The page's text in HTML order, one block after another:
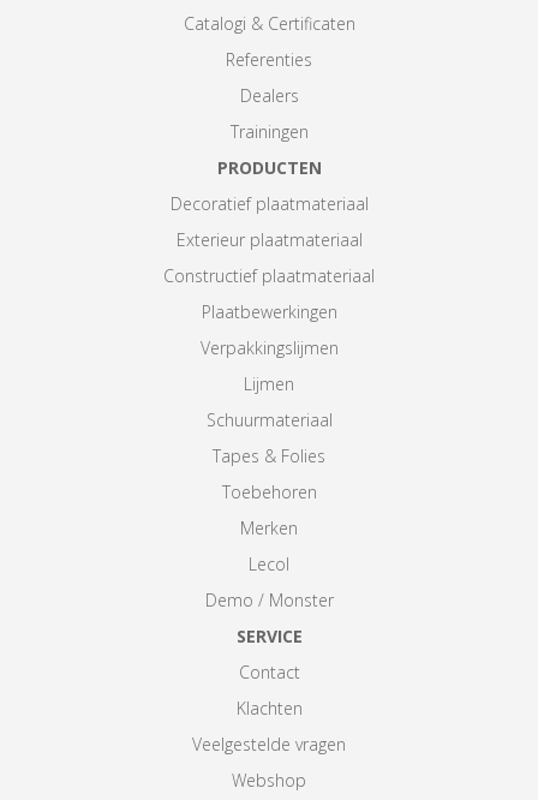
Catalogi & Certificaten
Referenties
Dealers
Trainingen
PRODUCTEN
Decoratief plaatmateriaal
Exterieur plaatmateriaal
Constructief plaatmateriaal
Plaatbewerkingen
Verpakkingslijmen
Lijmen
Schuurmateriaal
Tapes & Folies
Toebehoren
Merken
Lecol
Demo / Monster
SERVICE
Contact
Klachten
Veelgestelde vragen
Webshop